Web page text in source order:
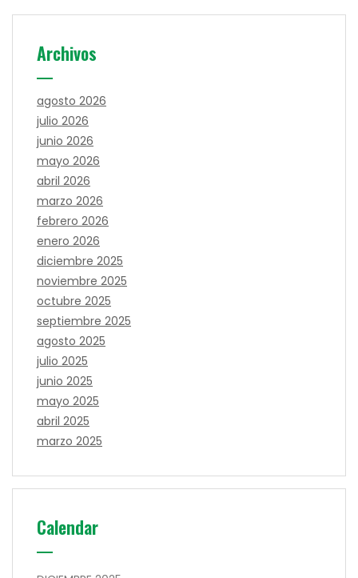
Archivos
agosto 2026
julio 2026
junio 2026
mayo 2026
abril 2026
marzo 2026
febrero 2026
enero 2026
diciembre 2025
noviembre 2025
octubre 2025
septiembre 2025
agosto 2025
julio 2025
junio 2025
mayo 2025
abril 2025
marzo 2025
Calendar